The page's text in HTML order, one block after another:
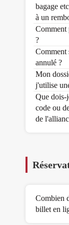
bagage
à un
Comment
?
Comment
annulé ?
Mon
j'utilise
Que dois-
code ou
de
Combien
billet en